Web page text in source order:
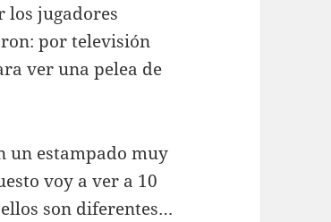
los jugadores
por televisión
ver una pelea de
un estampado muy
voy a ver a 10
son diferentes…